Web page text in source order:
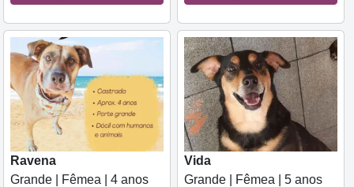
Ravena
Grande | Fêmea | 4 anos
Vida
Grande | Fêmea | 5 anos